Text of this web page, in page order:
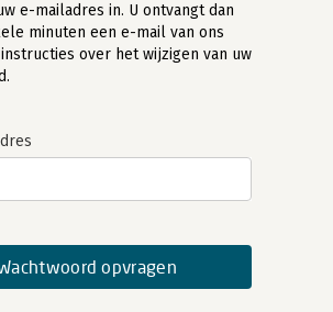
e-mailadres in. U ontvangt dan
minuten een e-mail van ons
over het wijzigen van uw